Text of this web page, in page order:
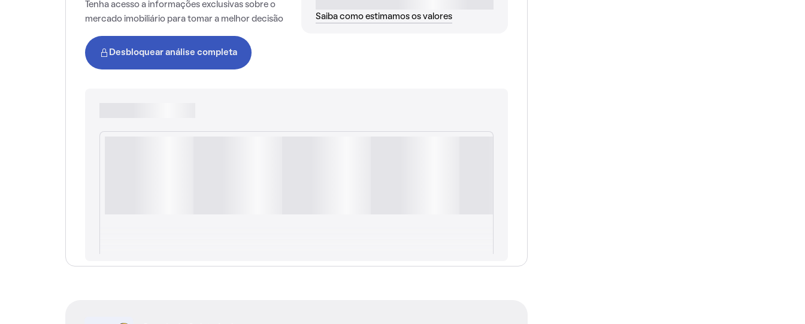
Tenha acesso a informações exclusivas sobre o
mercado imobiliário para tomar a melhor decisão
Desbloquear análise completa
Saiba como estimamos os valores